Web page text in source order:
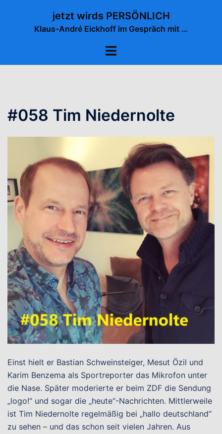
jetzt wirds PERSÖNLICH
Klaus-André Eickhoff im Gespräch mit …
Menü
#058 Tim Niedernolte
Einst hielt er Bastian Schweinsteiger, Mesut Özil und
Karim Benzema als Sportreporter das Mikrofon unter
die Nase. Später moderierte er beim ZDF die Sendung
„logo!“ und sogar die „heute“-Nachrichten. Mittlerweile
ist Tim Niedernolte regelmäßig bei „hallo deutschland“
zu sehen – und das schon seit vielen Jahren. Aus